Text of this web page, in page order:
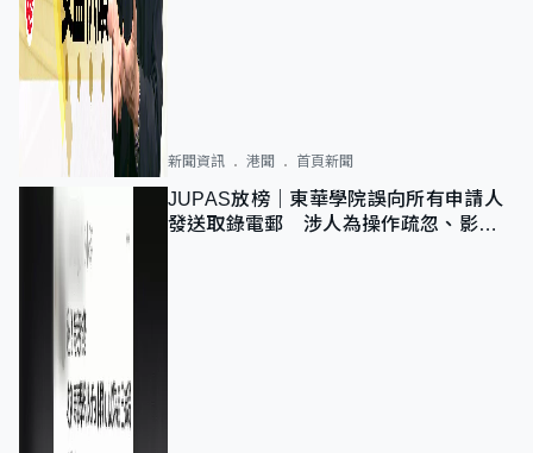
新聞資訊 港聞 首頁新聞
JUPAS放榜｜東華學院誤向所有申請人
發送取錄電郵 涉人為操作疏忽、影響